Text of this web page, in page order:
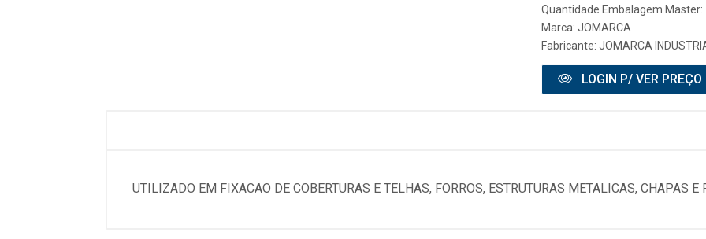
Quantidade Embalagem Master:
Marca: JOMARCA
Fabricante: JOMARCA
LOGIN P/ VER PREÇO
UTILIZADO EM FIXACAO DE COBERTURAS E TELHAS, FORROS, ESTRUTURAS METALICAS, CHAPAS E